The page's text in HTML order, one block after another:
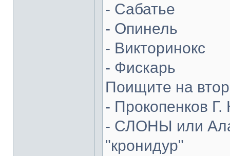
- Сабатье
- Опинель
- Викторинокс
- Фискарь
Поищите на
- Прокопенков Г.
- СЛОНЫ или
"кронидур"